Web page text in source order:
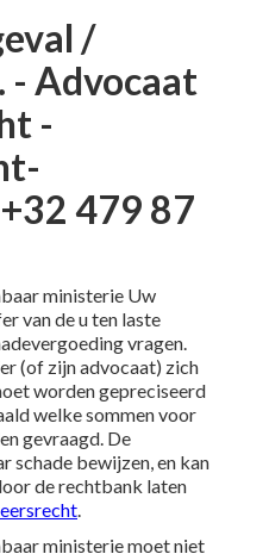
/
- Advocaat
-
479 87
ministerie Uw
van de u ten laste
vragen.
(of zijn advocaat) zich
worden gepreciseerd
welke sommen voor
gevraagd. De
schade bewijzen, en kan
de rechtbank laten
.
ministerie moet niet